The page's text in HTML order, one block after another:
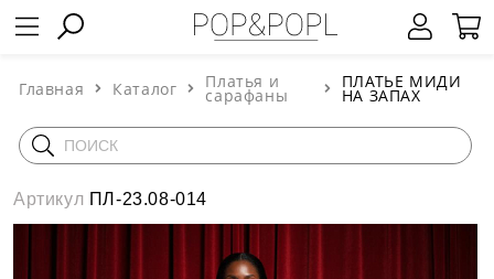
Главная Каталог Платья и
сарафаны
ПЛАТЬЕ МИДИ
НА ЗАПАХ
Артикул ПЛ-23.08-014